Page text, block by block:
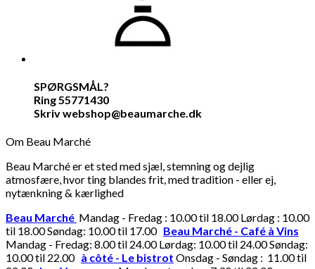
SPØRGSMÅL?
Ring 55771430
Skriv webshop@beaumarche.dk
Om Beau Marché
Beau Marché er et sted med sjæl, stemning og dejlig
atmosfære, hvor ting blandes frit, med tradition - eller ej,
nytænkning & kærlighed
Beau Marché Mandag - Fredag : 10.00 til 18.00 Lørdag : 10.00
til 18.00 Søndag: 10.00 til 17.00 Beau Marché - Café à Vins
Mandag - Fredag: 8.00 til 24.00 Lørdag: 10.00 til 24.00 Søndag:
10.00 til 22.00 à côté - Le bistrot Onsdag - Søndag : 11.00 til